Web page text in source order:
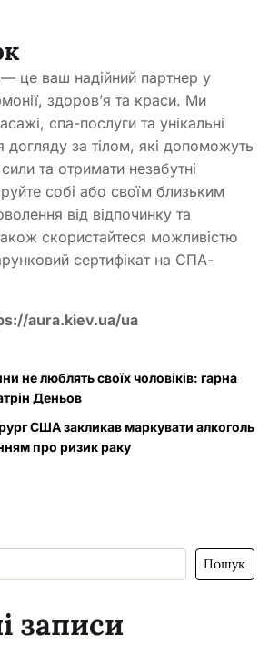
— це ваш надійний партнер у
здоров’я та краси. Ми
спа-послуги та унікальні
догляду за тілом, які допоможуть
та отримати незабутні
собі або своїм близьким
від відпочинку та
скористайтеся можливістю
сертифікат на СПА-
aura.kiev.ua/ua
не люблять своїх чоловіків: гарна
Деньов
США закликав маркувати алкоголь
про ризик раку
Пошук
записи